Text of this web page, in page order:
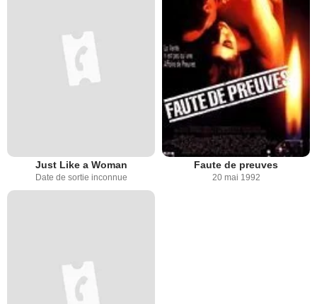
Just Like a Woman
Date de sortie inconnue
Faute de preuves
20 mai 1992